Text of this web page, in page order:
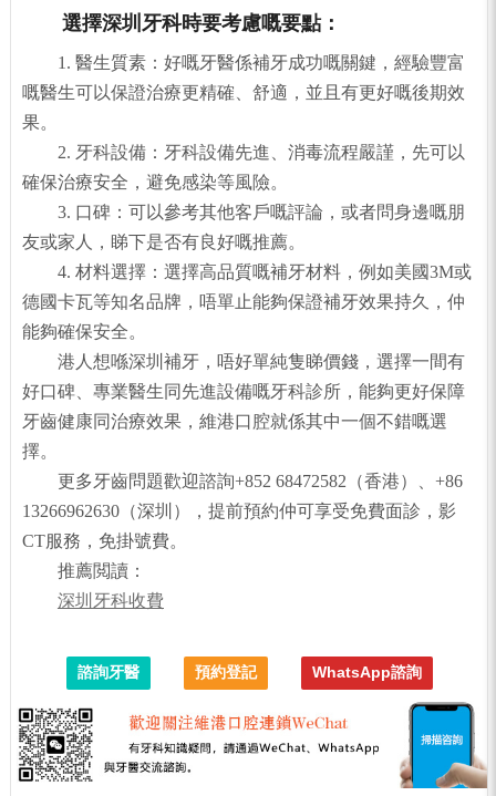
選擇深圳牙科時要考慮嘅要點：
1. 醫生質素：好嘅牙醫係補牙成功嘅關鍵，經驗豐富
嘅醫生可以保證治療更精確、舒適，並且有更好嘅後期效
果。
2. 牙科設備：牙科設備先進、消毒流程嚴謹，先可以
確保治療安全，避免感染等風險。
3. 口碑：可以參考其他客戶嘅評論，或者問身邊嘅朋
友或家人，睇下是否有良好嘅推薦。
4. 材料選擇：選擇高品質嘅補牙材料，例如美國3M或
德國卡瓦等知名品牌，唔單止能夠保證補牙效果持久，仲
能夠確保安全。
港人想喺深圳補牙，唔好單純隻睇價錢，選擇一間有
好口碑、專業醫生同先進設備嘅牙科診所，能夠更好保障
牙齒健康同治療效果，維港口腔就係其中一個不錯嘅選
擇。
更多牙齒問題歡迎諮詢+852 68472582（香港）、+86
13266962630（深圳），提前預約仲可享受免費面診，影
CT服務，免掛號費。
推薦閲讀：
深圳牙科收費
諮詢牙醫 預約登記 WhatsApp諮詢